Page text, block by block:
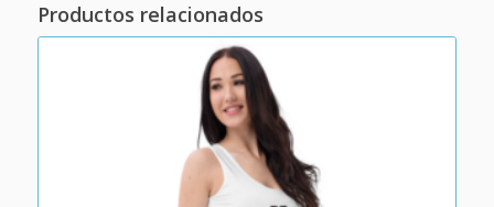
Productos relacionados